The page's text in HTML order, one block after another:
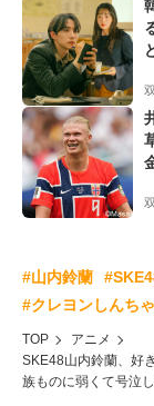
#山内鈴蘭
#クレヨンしんち
TOP
アニメ
SKE48山内鈴蘭、好
族ものに弱くて号泣